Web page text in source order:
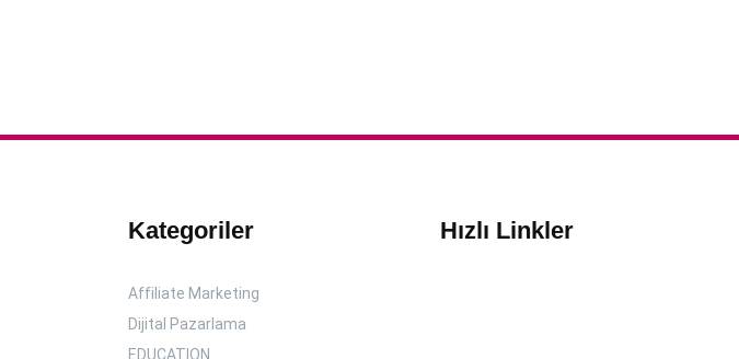
Kategoriler
Affiliate Marketing
Dijital Pazarlama
EDUCATION
Hızlı Linkler